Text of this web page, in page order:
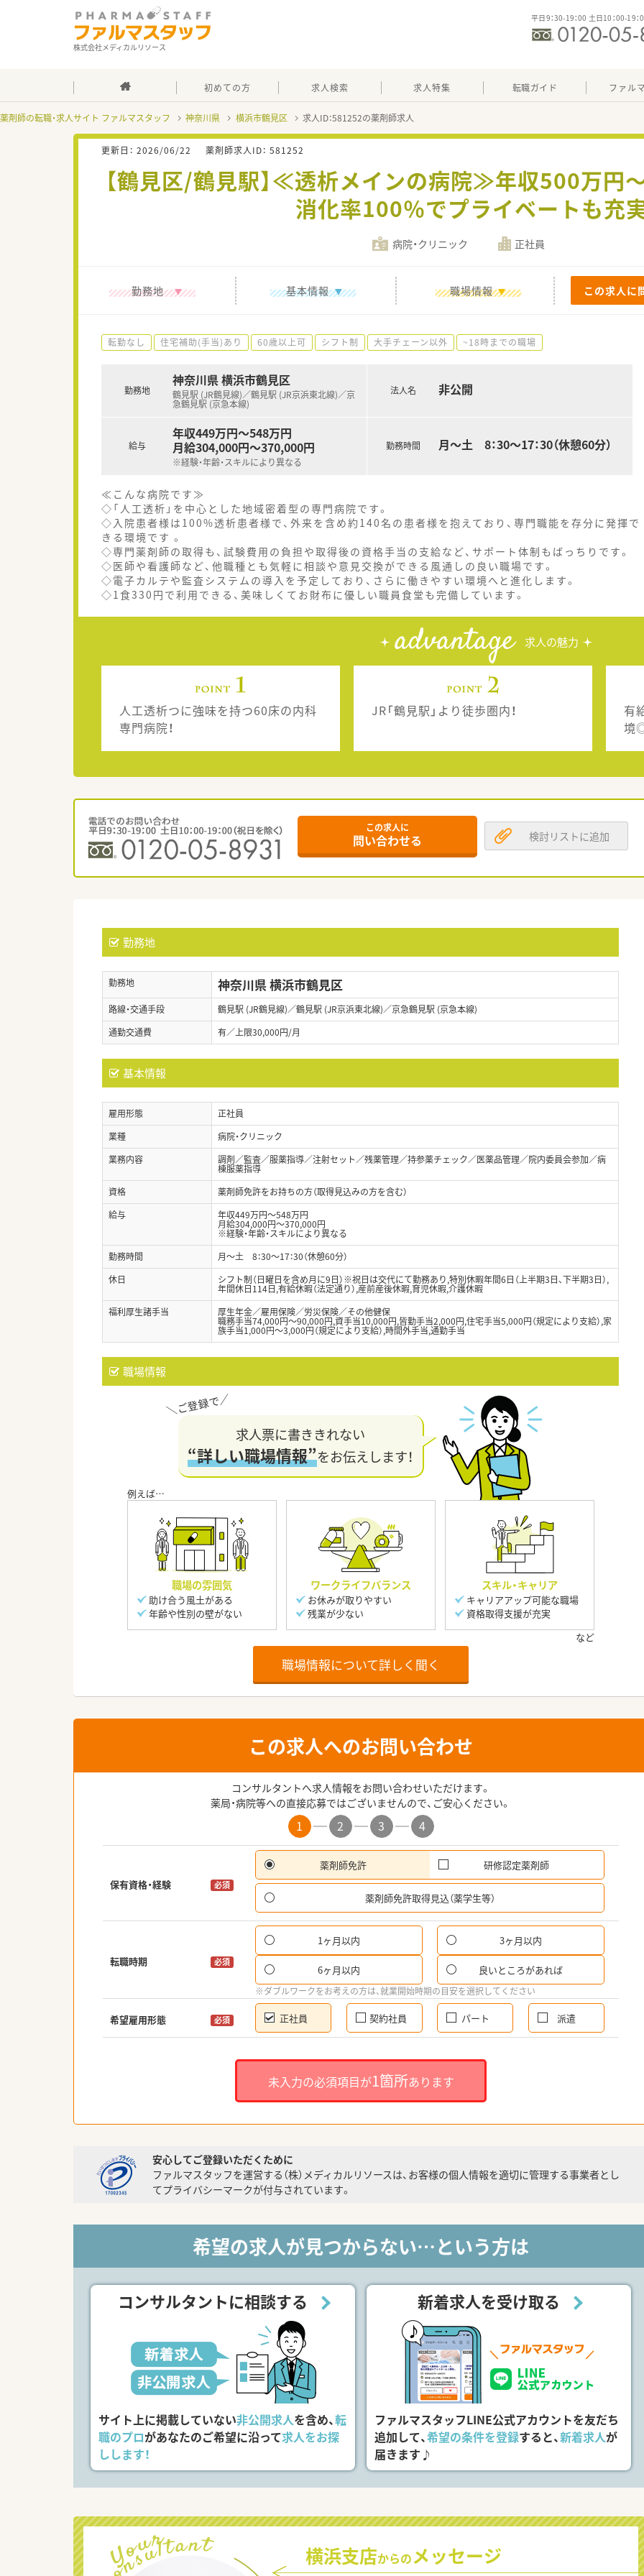
株式会社メディカルリソース
平日9：30-19：00 土日10：00-19：
初めての方 求人検索 求人特集 転職ガイド ファル
薬剤師の転職・求人サイト ファルマスタッフ 神奈川県 横浜市鶴見区 求人ID：581252の薬剤師求人
更新日： 2026/06/22 薬剤師求人ID： 581252
【鶴見区/鶴見駅】≪透析メインの病院≫年収500万円
消化率100％でプライベートも充
病院・クリニック 正社員
勤務地 基本情報 職場情報 この求人に
転勤なし 住宅補助(手当)あり 60歳以上可 シフト制 大手チェーン以外 ~18時までの職場
勤務地
神奈川県 横浜市鶴見区
鶴見駅 (JR鶴見線)／鶴見駅 (JR京浜東北線)／京
急鶴見駅 (京急本線)
給与
年収449万円～548万円
月給304,000円～370,000円
※経験・年齢・スキルにより異なる
法人名 非公開
勤務時間 月～土 8：30～17：30（休憩60分）
≪こんな病院です≫
◇「人工透析」を中心とした地域密着型の専門病院です。
◇入院患者様は100%透析患者様で、外来を含め約140名の患者様を抱えており、専門職能を存分に発揮で
きる環境です 。
◇専門薬剤師の取得も、試験費用の負担や取得後の資格手当の支給など、サポート体制もばっちりです。
◇医師や看護師など、他職種とも気軽に相談や意見交換ができる風通しの良い職場です。
◇電子カルテや監査システムの導入を予定しており、さらに働きやすい環境へと進化します。
◇1食330円で利用できる、美味しくてお財布に優しい職員食堂も完備しています。
advantage 求人の魅力
人工透析つに強味を持つ60床の内科
専門病院！
JR「鶴見駅」より徒歩圏内！
有
境
この求人に
問い合わせる 検討リストに追加
勤務地
勤務地 神奈川県 横浜市鶴見区
路線・交通手段
鶴見駅 (JR鶴見線)／鶴見駅 (JR京浜東北線)／京急鶴見駅 (京急本線)
通勤交通費
有／上限30,000円/月
基本情報
雇用形態
正社員
業種
病院・クリニック
業務内容
調剤／監査／服薬指導／注射セット／残薬管理／持参薬チェック／医薬品管理／院内委員会参加／病
棟服薬指導
資格
薬剤師免許をお持ちの方（取得見込みの方を含む）
給与
年収449万円～548万円
月給304,000円～370,000円
※経験・年齢・スキルにより異なる
勤務時間
月～土 8：30～17：30（休憩60分）
休日
シフト制（日曜日を含め月に9日）※祝日は交代にて勤務あり,特別休暇年間6日（上半期3日、下半期3日）,
年間休日114日,有給休暇（法定通り）,産前産後休暇,育児休暇,介護休暇
福利厚生諸手当
厚生年金／雇用保険／労災保険／その他健保
職務手当74,000円～90,000円,資手当10,000円,皆勤手当2,000円,住宅手当5,000円（規定により支給）,家
族手当1,000円～3,000円（規定により支給）,時間外手当,通勤手当
職場情報
求人票に書ききれない
“詳しい職場情報”をお伝えします！
職場の雰囲気
助け合う風土がある
年齢や性別の壁がない
ワークライフバランス
お休みが取りやすい
残業が少ない
スキル・キャリア
キャリアアップ可能な職場
資格取得支援が充実
職場情報について詳しく聞く
この求人へのお問い合わせ
コンサルタントへ求人情報をお問い合わせいただけます。
薬局・病院等への直接応募ではございませんので、ご安心ください。
1 2 3 4
保有資格・経験 必須
薬剤師免許 研修認定薬剤師
薬剤師免許取得見込（薬学生等）
転職時期 必須
1ヶ月以内 3ヶ月以内
6ヶ月以内 良いところがあれば
※ダブルワークをお考えの方は、就業開始時期の目安を選択してください
希望雇用形態 必須 正社員 契約社員 パート 派遣
未入力の必須項目が1箇所あります
安心してご登録いただくために
ファルマスタッフを運営する（株）メディカルリソースは、お客様の個人情報を適切に管理する事業者とし
てプライバシーマークが付与されています。
希望の求人が見つからない…という方は
コンサルタントに相談する
サイト上に掲載していない非公開求人を含め、転
職のプロがあなたのご希望に沿って求人をお探
しします！
新着求人を受け取る
ファルマスタッフLINE公式アカウントを友だち
追加して、希望の条件を登録すると、新着求人が
届きます♪
横浜支店からのメッセージ